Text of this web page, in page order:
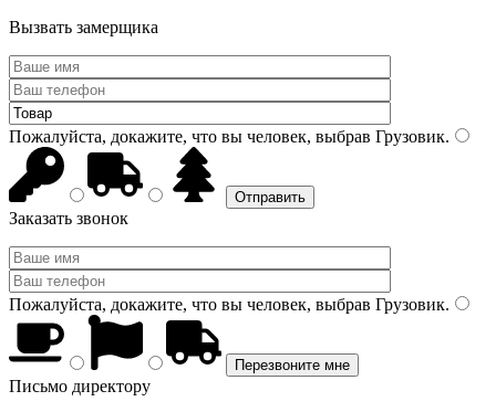
Вызвать замерщика
Пожалуйста, докажите, что вы человек, выбрав Грузовик.
Заказать звонок
Пожалуйста, докажите, что вы человек, выбрав Грузовик.
Письмо директору